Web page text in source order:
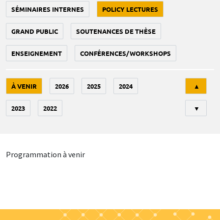
SÉMINAIRES INTERNES POLICY LECTURES
GRAND PUBLIC SOUTENANCES DE THÈSE
ENSEIGNEMENT CONFÉRENCES/WORKSHOPS
À VENIR 2026 2025 2024
2023 2022
▲
▼
Programmation à venir